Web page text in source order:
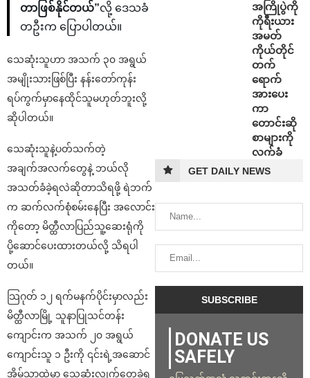
တာဖြစ်နိုင်တယ်”လို့ ဒေသခံ
တဦးက ပြောပါတယ်။
သေဆုံးသူဟာ အသက် ၃၀ အရွယ်
အမျိုးသားဖြစ်ပြီး နန်းတော်ကုန်း
ရပ်ကွက်မှာနေထိုင်သူမဟုတ်ဘူးလို့
ဆိုပါတယ်။
သေဆုံးသူနဲ့ပတ်သက်တဲ့
အချက်အလက်တွေနဲ့ ဘယ်လို
အသတ်ခံခဲ့ရလဲဆိုတာသိရဖို့ ရဲဘက်
က ဆက်လက်စုံစမ်းနေပြီး အလောင်း
ကိုတော့ မိတ္ထီလာပြည်သူ့ဆေးရုံကို
ပို့ဆောင်ပေးထားတယ်လို့ သိရပါ
တယ်။
သြဂုတ် ၁၂ ရက်မနက်ပိုင်းမှာလည်း
မိတ္ထီလာမြို့ သူနာပြုသင်တန်း
ကျောင်းက အသက် ၂၀ အရွယ်
ကျောင်းသူ ၁ ဦးကို ၎င်းရဲ့အဆောင်
အိမ်သာထဲမှာ သေဆုံးလျှက်တွေ့ခဲ့ရ
အကြိုပွဲကို
ကိုရီးယား
အမတ်
ကိုယ်တိုင်
တက်
ရောက်
အားပေး
ကာ
တောင်းဆို
စာများကို
လက်ခံ
GET DAILY NEWS
DONATE US
SAFELY